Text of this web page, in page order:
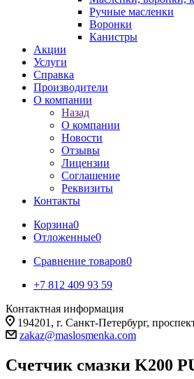
Ручные масленки
Воронки
Канистры
Акции
Услуги
Справка
Производители
О компании
Назад
О компании
Новости
Отзывы
Лицензии
Соглашение
Реквизиты
Контакты
Корзина0
Отложенные0
Сравнение товаров0
+7 812 409 93 59
Контактная информация
194201, г. Санкт-Петербург,
zakaz@maslosmenka.com
Счетчик смазки K200